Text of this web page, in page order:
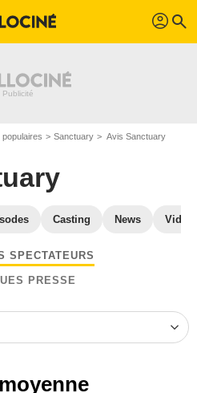
profil search
Sanctuary Avis Sanctuary
Casting News
SPECTATEURS
PRESSE